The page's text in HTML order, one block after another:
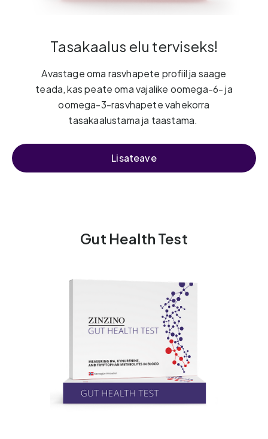
Tasakaalus elu terviseks!
Avastage oma rasvhapete profiil ja saage
teada, kas peate oma vajalike oomega-6- ja
oomega-3-rasvhapete vahekorra
tasakaalustama ja taastama.
Lisateave
Gut Health Test